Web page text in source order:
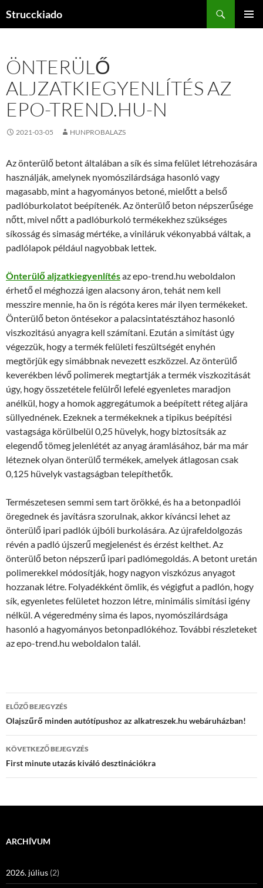
Strucckiado
ÖNTERÜLŐ
ALJZATKIEGYENLÍTÉS AZ
EPO-TREND.HU-N
2021-03-05 HUNPROBALAZS
Az önterülő betont általában a sík és sima felület létrehozására
használják, amelynek nyomószilárdsága hasonló vagy
magasabb, mint a hagyományos betoné, mielőtt a belső
padlóburkolatot beépítenék. Az önterülő beton népszerűsége
nőtt, mivel nőtt a padlóburkoló termékekhez szükséges
síkosság és simaság mértéke, a viniláruk vékonyabbá váltak, a
padlólapok például nagyobbak lettek.
Önterülő aljzatkiegyenlítésaz epo-trend.hu weboldalon
érhető el méghozzá igen alacsony áron, tehát nem kell
messzire mennie, ha ön is régóta keres már ilyen termékeket.
Önterülő beton öntésekor a palacsintatésztához hasonló
viszkozitású anyagra kell számítani. Ezután a simítást úgy
végezzük, hogy a termék felületi feszültségét enyhén
megtörjük egy simábbnak nevezett eszközzel. Az önterülő
keverékben lévő polimerek megtartják a termék viszkozitását
úgy, hogy összetétele felülről lefelé egyenletes maradjon
anélkül, hogy a homok aggregátumok a beépített réteg aljára
süllyednének. Ezeknek a termékeknek a tipikus beépítési
vastagsága körülbelül 0,25 hüvelyk, hogy biztosítsák az
elegendő tömeg jelenlétét az anyag áramlásához, bár ma már
léteznek olyan önterülő termékek, amelyek átlagosan csak
0,125 hüvelyk vastagságban telepíthetők.
Természetesen semmi sem tart örökké, és ha a betonpadlói
öregednek és javításra szorulnak, akkor kíváncsi lehet az
önterülő ipari padlók újbóli burkolására. Az újrafeldolgozás
révén a padló újszerű megjelenést és érzést kelthet. Az
önterülő beton népszerű ipari padlómegoldás. A betont uretán
polimerekkel módosítják, hogy nagyon viszkózus anyagot
hozzanak létre. Folyadékként ömlik, és végigfut a padlón, hogy
sík, egyenletes felületet hozzon létre, minimális simítási igény
nélkül. A végeredmény sima és lapos, nyomószilárdsága
hasonló a hagyományos betonpadlókéhoz. További részleteket
az epo-trend.hu weboldalon talál.
Bejegyzések
navigációja
ELŐZŐ BEJEGYZÉS
Olajszűrő minden autótípushoz az alkatreszek.hu webáruházban!
KÖVETKEZŐ BEJEGYZÉS
First minute utazás kiváló desztinációkra
ARCHÍVUM
2026. július (2)